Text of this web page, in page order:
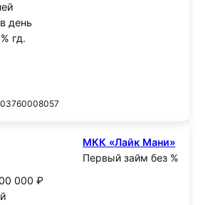
день
гд.
МКК «Лайк Мани»
Первый займ без %
000 ₽